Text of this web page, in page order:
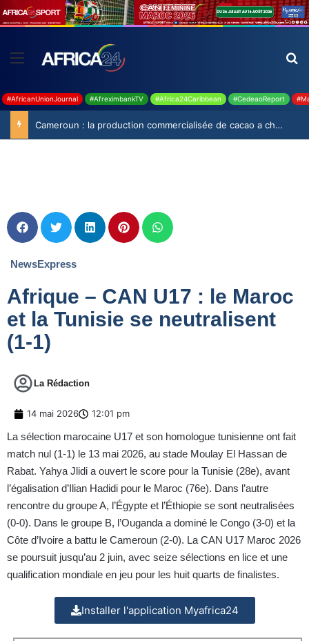
#AfricanUnionJournal #AfreximbankTV #Africa24Caribbean #CedeaoReport
Cameroun : la production commercialisée de cacao a chuté de 19,9% durant la saison 2025-2026
NewsExpress
Afrique – CAN U17 : le Maroc
et la Tunisie se neutralisent
(1-1)
La Rédaction
14 mai 2026 12:01 pm
La sélection marocaine U17 et son homologue tunisienne ont fait
match nul (1‑1) le 13 mai 2026, au stade Moulay El Hassan de
Rabat. Yahya Jlidi a ouvert le score pour la Tunisie (28e), avant
l’égalisation d’Ilian Hadidi pour le Maroc (76e). Dans l’autre
rencontre du groupe A, l’Égypte et l’Éthiopie se sont neutralisées
(0‑0). Dans le groupe B, l’Ouganda a dominé le Congo (3‑0) et la
Côte d’Ivoire a battu le Cameroun (2‑0). La CAN U17 Maroc 2026
se poursuit jusqu’au 2 juin, avec seize sélections en lice et une
qualification mondiale en jeu pour les huit quarts de finalistes.
Installer l'application Myafrica24